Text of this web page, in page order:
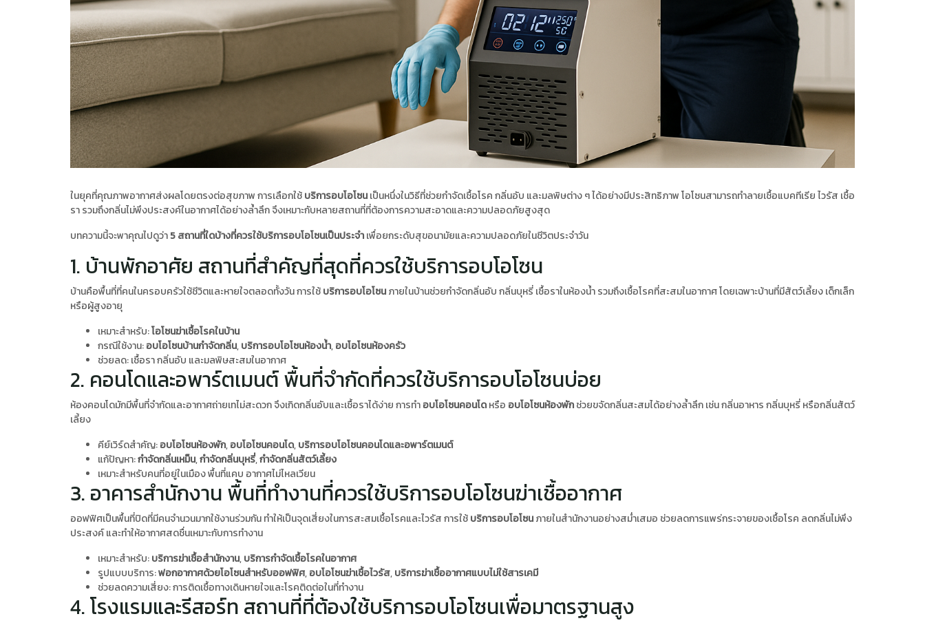
ในยุคที่คุณภาพอากาศส่งผลโดยตรงต่อสุขภาพ การเลือกใช้บริการอบโอโซนเป็นหนึ่งในวิธีที่ช่วยกำจัดเชื้อโรค กลิ่นอับ และมลพิษต่าง ๆ ได้อย่างมีประสิทธิภาพ โอโซนสามารถทำลายเชื้อแบคทีเรีย ไวรัส เชื้อ
รา รวมถึงกลิ่นไม่พึงประสงค์ในอากาศได้อย่างล้ำลึก จึงเหมาะกับหลายสถานที่ที่ต้องการความสะอาดและความปลอดภัยสูงสุด
บทความนี้จะพาคุณไปดูว่า5 สถานที่ใดบ้างที่ควรใช้บริการอบโอโซนเป็นประจำเพื่อยกระดับสุขอนามัยและความปลอดภัยในชีวิตประจำวัน
1. บ้านพักอาศัย สถานที่สำคัญที่สุดที่ควรใช้บริการอบโอโซน
บ้านคือพื้นที่ที่คนในครอบครัวใช้ชีวิตและหายใจตลอดทั้งวัน การใช้บริการอบโอโซนภายในบ้านช่วยกำจัดกลิ่นอับ กลิ่นบุหรี่ เชื้อราในห้องน้ำ รวมถึงเชื้อโรคที่สะสมในอากาศ โดยเฉพาะบ้านที่มีสัตว์เลี้ยง เด็กเล็ก
หรือผู้สูงอายุ
เหมาะสำหรับ:โอโซนฆ่าเชื้อโรคในบ้าน
กรณีใช้งาน:อบโอโซนบ้านกำจัดกลิ่น,บริการอบโอโซนห้องน้ำ,อบโอโซนห้องครัว
ช่วยลด: เชื้อรา กลิ่นอับ และมลพิษสะสมในอากาศ
2. คอนโดและอพาร์ตเมนต์ พื้นที่จำกัดที่ควรใช้บริการอบโอโซนบ่อย
ห้องคอนโดมักมีพื้นที่จำกัดและอากาศถ่ายเทไม่สะดวก จึงเกิดกลิ่นอับและเชื้อราได้ง่าย การทำอบโอโซนคอนโดหรือ อบโอโซนห้องพักช่วยขจัดกลิ่นสะสมได้อย่างล้ำลึก เช่น กลิ่นอาหาร กลิ่นบุหรี่ หรือกลิ่นสัตว์
เลี้ยง
คีย์เวิร์ดสำคัญ:อบโอโซนห้องพัก,อบโอโซนคอนโด,บริการอบโอโซนคอนโดและอพาร์ตเมนต์
แก้ปัญหา:กำจัดกลิ่นเหม็น,กำจัดกลิ่นบุหรี่,กำจัดกลิ่นสัตว์เลี้ยง
เหมาะสำหรับคนที่อยู่ในเมือง พื้นที่แคบ อากาศไม่ไหลเวียน
3. อาคารสำนักงาน พื้นที่ทำงานที่ควรใช้บริการอบโอโซนฆ่าเชื้ออากาศ
ออฟฟิศเป็นพื้นที่ปิดที่มีคนจำนวนมากใช้งานร่วมกัน ทำให้เป็นจุดเสี่ยงในการสะสมเชื้อโรคและไวรัส การใช้บริการอบโอโซนภายในสำนักงานอย่างสม่ำเสมอ ช่วยลดการแพร่กระจายของเชื้อโรค ลดกลิ่นไม่พึง
ประสงค์ และทำให้อากาศสดชื่นเหมาะกับการทำงาน
เหมาะสำหรับ:บริการฆ่าเชื้อสำนักงาน,บริการกำจัดเชื้อโรคในอากาศ
รูปแบบบริการ:ฟอกอากาศด้วยโอโซนสำหรับออฟฟิศ,อบโอโซนฆ่าเชื้อไวรัส,บริการฆ่าเชื้ออากาศแบบไม่ใช้สารเคมี
ช่วยลดความเสี่ยง: การติดเชื้อทางเดินหายใจและโรคติดต่อในที่ทำงาน
4. โรงแรมและรีสอร์ท สถานที่ที่ต้องใช้บริการอบโอโซนเพื่อมาตรฐานสูง